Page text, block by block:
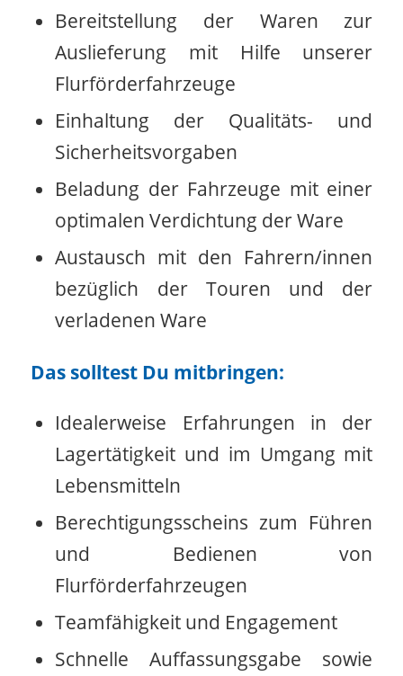
Bereitstellung der Waren zur
Auslieferung mit Hilfe unserer
Flurförderfahrzeuge
Einhaltung der Qualitäts- und
Sicherheitsvorgaben
Beladung der Fahrzeuge mit einer
optimalen Verdichtung der Ware
Austausch mit den Fahrern/innen
bezüglich der Touren und der
verladenen Ware
Das solltest Du mitbringen:
Idealerweise Erfahrungen in der
Lagertätigkeit und im Umgang mit
Lebensmitteln
Berechtigungsscheins zum Führen
und Bedienen von
Flurförderfahrzeugen
Teamfähigkeit und Engagement
Schnelle Auffassungsgabe sowie